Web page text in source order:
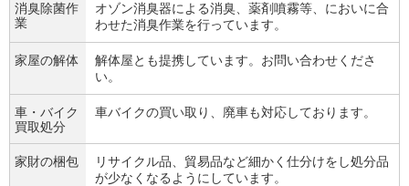
消臭除菌作
業
オゾン消臭器による消臭、薬剤噴霧等、においに合
わせた消臭作業を行っています。
家屋の解体
解体屋とも提携しています。お問い合わせくださ
い。
車・バイク
買取処分
車バイクの買い取り、廃車も対応しております。
家財の梱包
リサイクル品、貿易品など細かく仕分けをし処分品
が少なくなるようにしています。